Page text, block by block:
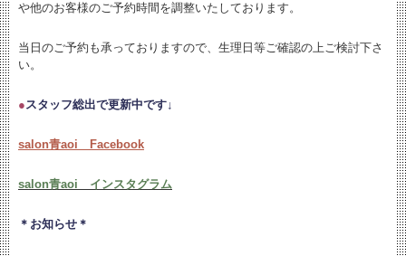
や他のお客様のご予約時間を調整いたしております。
当日のご予約も承っておりますので、生理日等ご確認の上ご検討下さ
い。
●スタッフ総出で更新中です↓
salon青aoi Facebook
salon青aoi インスタグラム
＊お知らせ＊